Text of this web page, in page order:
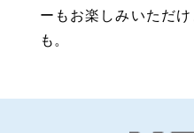
ーもお楽しみいただ
も。